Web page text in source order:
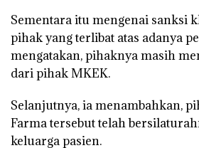
Sementara itu mengenai sanksi
pihak yang terlibat atas adanya
mengatakan, pihaknya masih
dari pihak MKEK.
Selanjutnya, ia menambahkan,
Farma tersebut telah
keluarga pasien.